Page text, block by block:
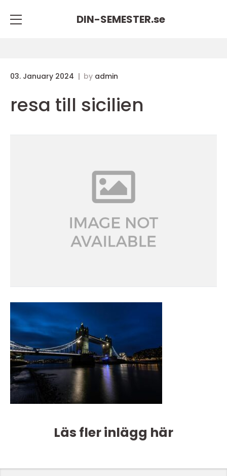
DIN-SEMESTER.se
03. January 2024 by admin
resa till sicilien
Läs fler inlägg här